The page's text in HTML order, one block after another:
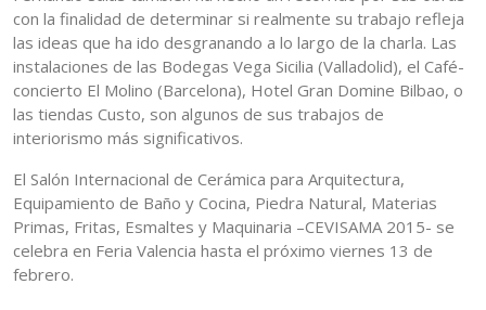
con la finalidad de determinar si realmente su trabajo refleja
las ideas que ha ido desgranando a lo largo de la charla. Las
instalaciones de las Bodegas Vega Sicilia (Valladolid), el Café-
concierto El Molino (Barcelona), Hotel Gran Domine Bilbao, o
las tiendas Custo, son algunos de sus trabajos de
interiorismo más significativos.
El Salón Internacional de Cerámica para Arquitectura,
Equipamiento de Baño y Cocina, Piedra Natural, Materias
Primas, Fritas, Esmaltes y Maquinaria –CEVISAMA 2015- se
celebra en Feria Valencia hasta el próximo viernes 13 de
febrero.